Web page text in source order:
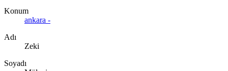
Konum
ankara -
Adı
Zeki
Soyadı